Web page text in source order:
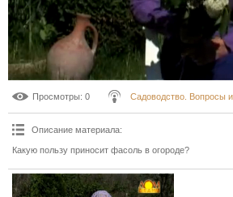
Просмотры: 0 Садоводство. Вопросы
Описание материала:
Какую пользу приносит фасоль в огороде?